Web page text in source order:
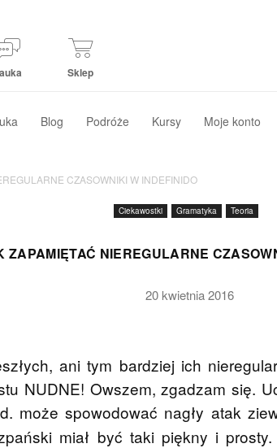
Sklep
Blog Podróże Kursy Moje konto
CZASOWNIKI W INDEFINIDO
Ciekawostki Gramatyka Teoria
ZAPAMIĘTAĆ NIEREGULARNE
20 kwietnia 2016
ani tym bardziej ich
NUDNE! Owszem, zgadzam się.
może spowodować nagły atak
miał być taki piękny i